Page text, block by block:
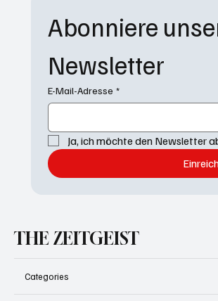
Abonniere
Newsletter
E-Mail-Adresse *
Ja, ich möchte den Newsletter
THE ZEITGEIST
Categories